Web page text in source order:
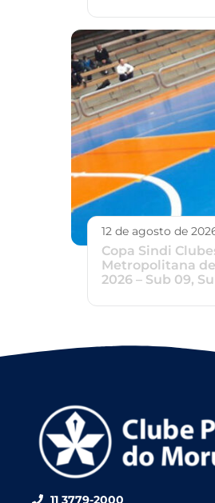
12 de agosto de
Copa Sindi
Metropolitana de
2026 – Sub 09,
11 3779-2000